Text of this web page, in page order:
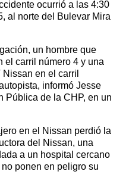
ocurrió a las 4:30
al norte del Bulevar Mira
un hombre que
el carril número 4 y una
en el carril
informó Jesse
Pública de la CHP, en un
en el Nissan perdió la
del Nissan, una
a un hospital cercano
ponen en peligro su